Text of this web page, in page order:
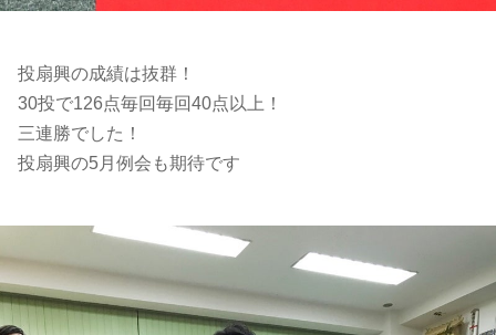
投扇興の成績は抜群！
30投で126点毎回毎回40点以上！
三連勝でした！
投扇興の5月例会も期待です